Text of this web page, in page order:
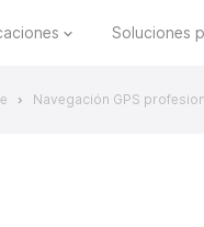
Soluciones
> Navegación GPS